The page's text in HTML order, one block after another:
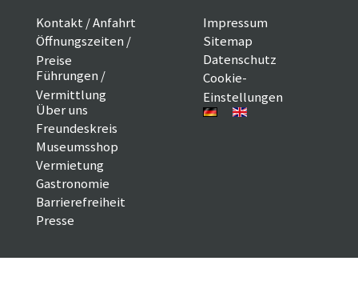
Kontakt / Anfahrt
Öffnungszeiten /
Preise
Führungen /
Vermittlung
Über uns
Freundeskreis
Museumsshop
Vermietung
Gastronomie
Barrierefreiheit
Presse
Impressum
Sitemap
Datenschutz
Cookie-
Einstellungen